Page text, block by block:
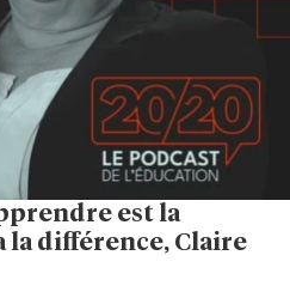
est la
la différence, Claire